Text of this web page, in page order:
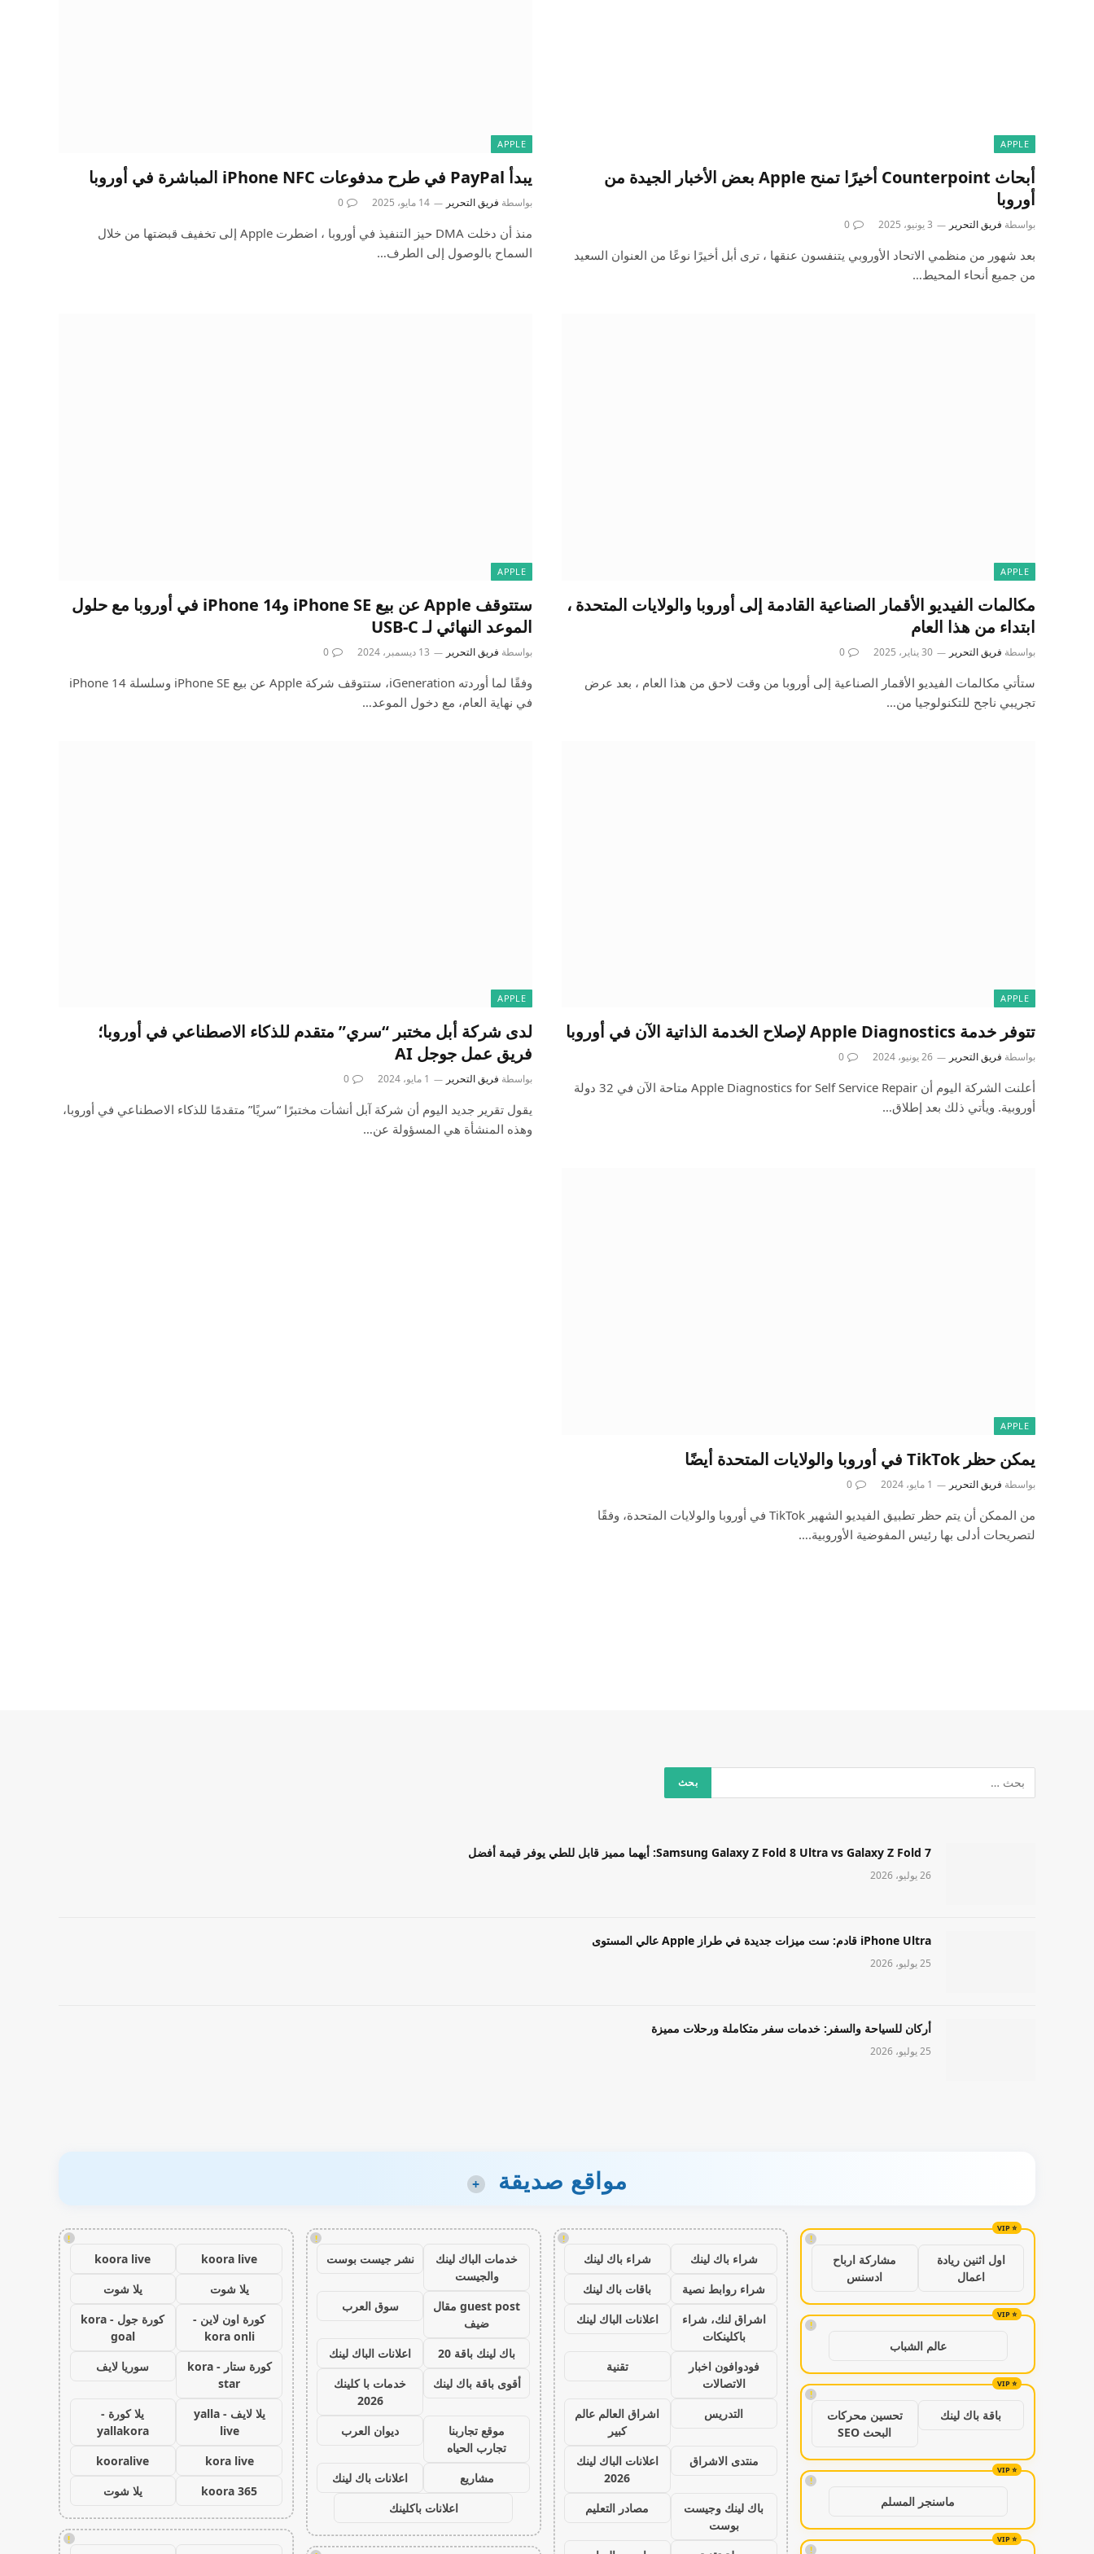
APPLE
أبحاث Counterpoint أخيرًا تمنح Apple بعض الأخبار الجيدة من
أوروبا
بواسطة فريق التحرير 3 يونيو، 2025 0
بعد شهور من منظمي الاتحاد الأوروبي يتنفسون عنقها ، ترى أبل أخيرًا نوعًا من العنوان السعيد
من جميع أنحاء المحيط…
APPLE
يبدأ PayPal في طرح مدفوعات iPhone NFC المباشرة في أوروبا
بواسطة فريق التحرير 14 مايو، 2025 0
منذ أن دخلت DMA حيز التنفيذ في أوروبا ، اضطرت Apple إلى تخفيف قبضتها من خلال
السماح بالوصول إلى الطرف…
APPLE
مكالمات الفيديو الأقمار الصناعية القادمة إلى أوروبا والولايات المتحدة ،
ابتداء من هذا العام
بواسطة فريق التحرير 30 يناير، 2025 0
ستأتي مكالمات الفيديو الأقمار الصناعية إلى أوروبا من وقت لاحق من هذا العام ، بعد عرض
تجريبي ناجح للتكنولوجيا من…
APPLE
ستتوقف Apple عن بيع iPhone SE وiPhone 14 في أوروبا مع حلول
الموعد النهائي لـ USB-C
بواسطة فريق التحرير 13 ديسمبر، 2024 0
وفقًا لما أوردته iGeneration، ستتوقف شركة Apple عن بيع iPhone SE وسلسلة iPhone 14
في نهاية العام، مع دخول الموعد…
APPLE
تتوفر خدمة Apple Diagnostics لإصلاح الخدمة الذاتية الآن في أوروبا
بواسطة فريق التحرير 26 يونيو، 2024 0
أعلنت الشركة اليوم أن Apple Diagnostics for Self Service Repair متاحة الآن في 32 دولة
أوروبية. ويأتي ذلك بعد إطلاق…
APPLE
لدى شركة أبل مختبر “سري” متقدم للذكاء الاصطناعي في أوروبا؛
فريق عمل جوجل AI
بواسطة فريق التحرير 1 مايو، 2024 0
يقول تقرير جديد اليوم أن شركة آبل أنشأت مختبرًا “سريًا” متقدمًا للذكاء الاصطناعي في أوروبا،
وهذه المنشأة هي المسؤولة عن…
APPLE
يمكن حظر TikTok في أوروبا والولايات المتحدة أيضًا
بواسطة فريق التحرير 1 مايو، 2024 0
من الممكن أن يتم حظر تطبيق الفيديو الشهير TikTok في أوروبا والولايات المتحدة، وفقًا
لتصريحات أدلى بها رئيس المفوضية الأوروبية.…
Samsung Galaxy Z Fold 8 Ultra vs Galaxy Z Fold 7: أيهما مميز قابل للطي يوفر قيمة أفضل
26 يوليو، 2026
iPhone Ultra قادم: ست ميزات جديدة في طراز Apple عالي المستوى
25 يوليو، 2026
أركان للسياحة والسفر: خدمات سفر متكاملة ورحلات مميزة
25 يوليو، 2026
مواقع صديقة +
!
اول اثنين ريادة
اعمال
مشاركة ارباح
ادسنس
!
عالم الشباب
!
باقة باك لينك
تحسين محركات
البحث SEO
!
ماسنجر المسلم
!
!
شراء باك لينك
شراء باك لينك
شراء روابط نصية
باقات باك لينك
اشراق لنك، شراء
باكلينكات
اعلانات الباك لينك
فودوافون اخبار
الاتصالات
تقنية
التدريس
اشراق العالم عالم
كبير
منتدى الاشراق
اعلانات الباك لينك
2026
باك لينك وجيست
بوست
مصادر التعليم
!
خدمات الباك لينك
والجيست
نشر جيست بوست
guest post مقال
ضيف
سوق العرب
باك لينك باقة 20
اعلانات الباك لينك
أقوى باقة باك لينك
خدمات با كلينك
2026
موقع تجاربنا
تجارب الحياه
ديوان العرب
مشاريع
اعلانات باك لينك
اعلانات باكلينك
!
koora live
koora live
يلا شوت
يلا شوت
كورة اون لاين -
kora onli
كورة جول - kora
goal
كورة ستار - kora
star
سوريا لايف
يلا لايف - yalla
live
يلا كورة -
yallakora
kora live
kooralive
koora 365
يلا شوت
!